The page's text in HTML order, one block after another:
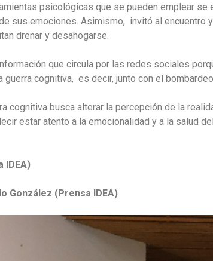
psicológicas que se pueden emplear
sus emociones. Asimismo, invitó al encuentro
drenar y desahogarse.
que circula por las redes sociales
cognitiva, es decir, junto con el
cognitiva busca alterar la percepción de la
estar atento a la emocionalidad y a la salud
IDEA)
González (Prensa IDEA)